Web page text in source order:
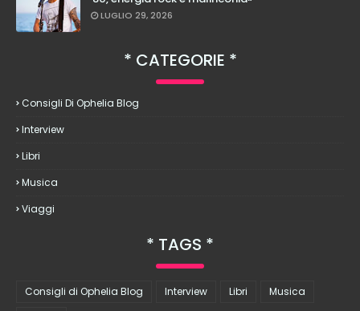
LUGLIO 29, 2026
CATEGORIE
Consigli Di Ophelia Blog
Interview
Libri
Musica
Viaggi
TAGS
Consigli di Ophelia Blog Interview Libri
Musica